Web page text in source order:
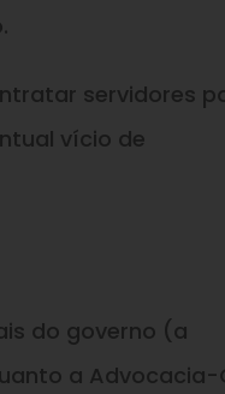
servidores
vício de
do governo (a
a Advocacia-